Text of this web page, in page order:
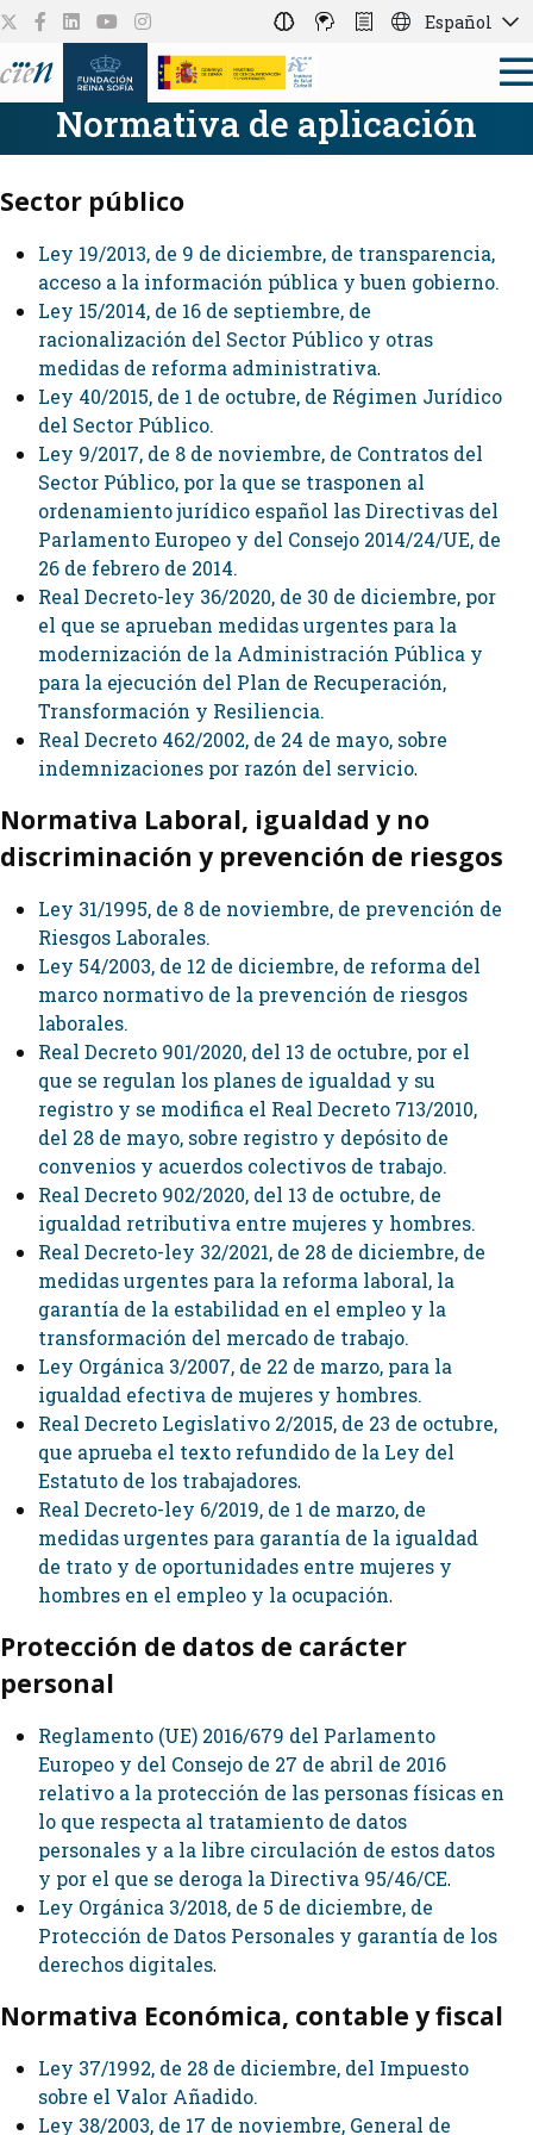
Español
Normativa de aplicación
Sector público
Ley 19/2013, de 9 de diciembre, de transparencia,
acceso a la información pública y buen gobierno.
Ley 15/2014, de 16 de septiembre, de
racionalización del Sector Público y otras
medidas de reforma administrativa.
Ley 40/2015, de 1 de octubre, de Régimen Jurídico
del Sector Público.
Ley 9/2017, de 8 de noviembre, de Contratos del
Sector Público, por la que se trasponen al
ordenamiento jurídico español las Directivas del
Parlamento Europeo y del Consejo 2014/24/UE, de
26 de febrero de 2014.
Real Decreto-ley 36/2020, de 30 de diciembre, por
el que se aprueban medidas urgentes para la
modernización de la Administración Pública y
para la ejecución del Plan de Recuperación,
Transformación y Resiliencia.
Real Decreto 462/2002, de 24 de mayo, sobre
indemnizaciones por razón del servicio.
Normativa Laboral, igualdad y no
discriminación y prevención de riesgos
Ley 31/1995, de 8 de noviembre, de prevención de
Riesgos Laborales.
Ley 54/2003, de 12 de diciembre, de reforma del
marco normativo de la prevención de riesgos
laborales.
Real Decreto 901/2020, del 13 de octubre, por el
que se regulan los planes de igualdad y su
registro y se modifica el Real Decreto 713/2010,
del 28 de mayo, sobre registro y depósito de
convenios y acuerdos colectivos de trabajo.
Real Decreto 902/2020, del 13 de octubre, de
igualdad retributiva entre mujeres y hombres.
Real Decreto-ley 32/2021, de 28 de diciembre, de
medidas urgentes para la reforma laboral, la
garantía de la estabilidad en el empleo y la
transformación del mercado de trabajo.
Ley Orgánica 3/2007, de 22 de marzo, para la
igualdad efectiva de mujeres y hombres.
Real Decreto Legislativo 2/2015, de 23 de octubre,
que aprueba el texto refundido de la Ley del
Estatuto de los trabajadores.
Real Decreto-ley 6/2019, de 1 de marzo, de
medidas urgentes para garantía de la igualdad
de trato y de oportunidades entre mujeres y
hombres en el empleo y la ocupación.
Protección de datos de carácter
personal
Reglamento (UE) 2016/679 del Parlamento
Europeo y del Consejo de 27 de abril de 2016
relativo a la protección de las personas físicas en
lo que respecta al tratamiento de datos
personales y a la libre circulación de estos datos
y por el que se deroga la Directiva 95/46/CE.
Ley Orgánica 3/2018, de 5 de diciembre, de
Protección de Datos Personales y garantía de los
derechos digitales.
Normativa Económica, contable y fiscal
Ley 37/1992, de 28 de diciembre, del Impuesto
sobre el Valor Añadido.
Ley 38/2003, de 17 de noviembre, General de